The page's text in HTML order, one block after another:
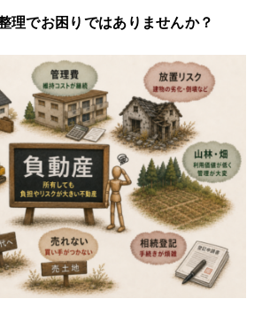
理でお困りではありませんか？